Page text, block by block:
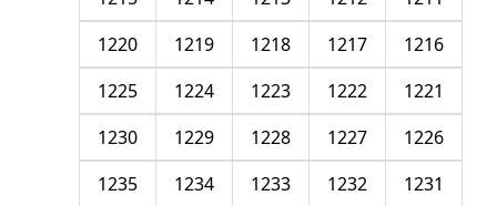
1216
1217
1218
1219
1220
1221
1222
1223
1224
1225
1226
1227
1228
1229
1230
1231
1232
1233
1234
1235